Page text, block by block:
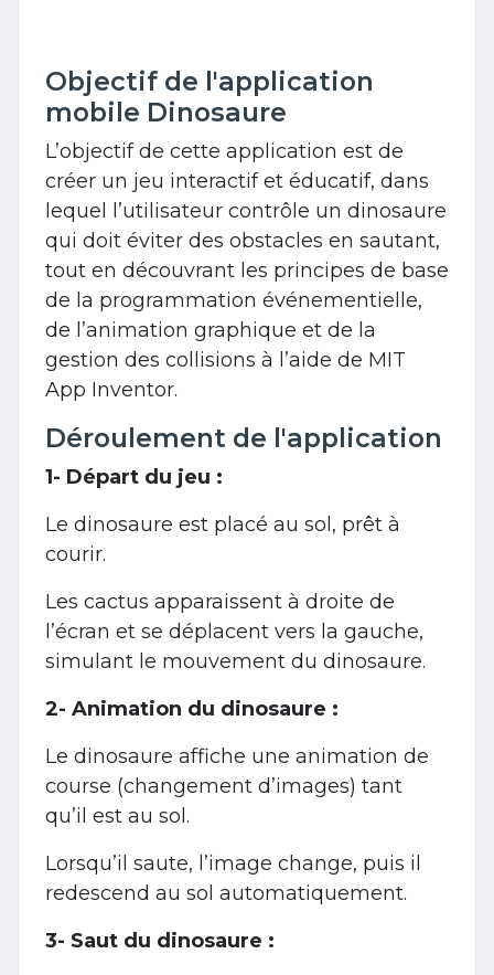
Objectif de l'application
mobile Dinosaure
L’objectif de cette application est de
créer un jeu interactif et éducatif, dans
lequel l’utilisateur contrôle un dinosaure
qui doit éviter des obstacles en sautant,
tout en découvrant les principes de base
de la programmation événementielle,
de l’animation graphique et de la
gestion des collisions à l’aide de MIT
App Inventor.
Déroulement de l'application
1- Départ du jeu :
Le dinosaure est placé au sol, prêt à
courir.
Les cactus apparaissent à droite de
l’écran et se déplacent vers la gauche,
simulant le mouvement du dinosaure.
2- Animation du dinosaure :
Le dinosaure affiche une animation de
course (changement d’images) tant
qu’il est au sol.
Lorsqu’il saute, l’image change, puis il
redescend au sol automatiquement.
3- Saut du dinosaure :